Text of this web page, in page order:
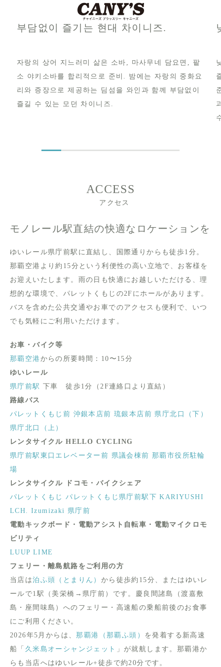
부담없이 즐기는 현대 차이니즈.
자랑의 상어 지느러미 삶은 소바, 마사무네 담요면, 팥
소 야키소바를 합리적으로 준비. 밤에는 자랑의 중화요
리와 증장으로 제공하는 딤섬을 와인과 함께 부담없이
즐길 수 있는 모던 차이니즈.
ACCESS
アクセス
モノレール駅直結の快適なロケーションを
ゆいレール県庁前駅に直結し、国際通りからも徒歩1分。
那覇空港より約15分という利便性の高い立地で、お客様を
お迎えいたします。雨の日も快適にお越しいただける、理
想的な環境で、パレットくもじの2Fにホールがあります。
バスを含めた公共交通やお車でのアクセスも便利で、いつ
でも気軽にご利用いただけます。
お車・バイク等
那覇空港からの所要時間：10〜15分
ゆいレール
県庁前駅 下車 徒歩1分（2F連絡口より直結）
路線バス
パレットくもじ前 沖銀本店前 琉銀本店前 県庁北口（下）
県庁北口（上）
レンタサイクル HELLO CYCLING
県庁前駅東口エレベーター前 県議会棟前 那覇市役所駐輪
場
レンタサイクル ドコモ・バイクシェア
パレットくもじ
パレットくもじ県庁前駅下 KARIYUSHI
LCH. Izumizaki 県庁前
電動キックボード・電動アシスト自転車・電動マイクロモ
ビリティ
LUUP LIME
フェリー・離島航路をご利用の方
当店は泊ふ頭（とまりん） から徒歩約15分、またはゆいレ
ールで1駅（美栄橋→県庁前）です。慶良間諸島（渡嘉敷
島・座間味島）へのフェリー・高速船の乗船前後のお食事
にご利用ください。
2026年5月からは、那覇港（那覇ふ頭） を発着する新高速
船「 久米島オーシャンジェット
」が就航します。那覇港か
らも当店へはゆいレール+徒歩で約20分です。